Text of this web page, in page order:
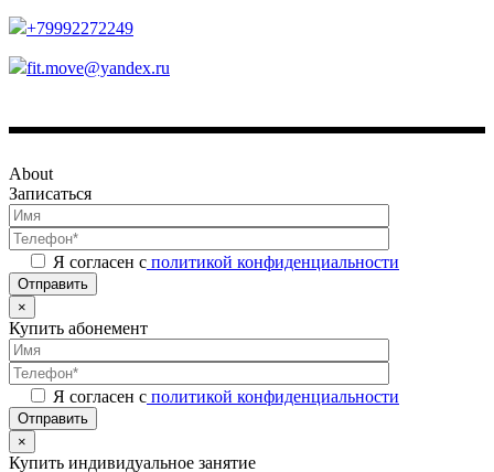
+79992272249
fit.move@yandex.ru
About
Записаться
Я согласен с политикой конфиденциальности
Отправить
×
Купить абонемент
Я согласен с политикой конфиденциальности
Отправить
×
Купить индивидуальное занятие